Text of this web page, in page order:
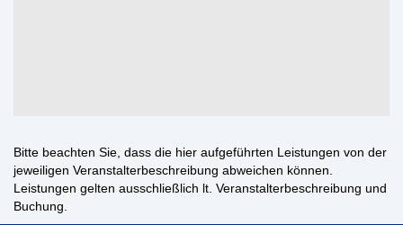
Bitte beachten Sie, dass die hier aufgeführten Leistungen von der
jeweiligen Veranstalterbeschreibung abweichen können.
Leistungen gelten ausschließlich lt. Veranstalterbeschreibung und
Buchung.